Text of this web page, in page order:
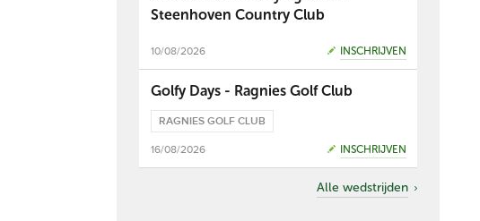
Steenhoven Country Club
10/08/2026 INSCHRIJVEN
Golfy Days - Ragnies Golf Club
RAGNIES GOLF CLUB
16/08/2026 INSCHRIJVEN
Alle wedstrijden